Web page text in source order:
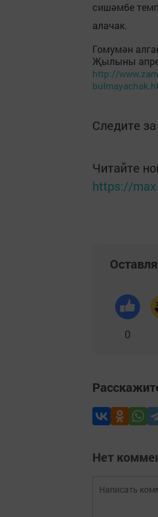
сишәмбе
алачак.
Гомумән
Җылыны
http://
Следите
Читайте
https://
0
Нет